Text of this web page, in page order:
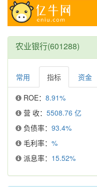
农业银行(601288)
常用 指标 资金
ROE： 8.91%
营 收： 5508.76 亿
负债率： 93.4%
毛利率： %
派息率： 15.52%